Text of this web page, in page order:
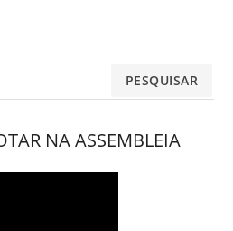
NA ASSEMBLEIA